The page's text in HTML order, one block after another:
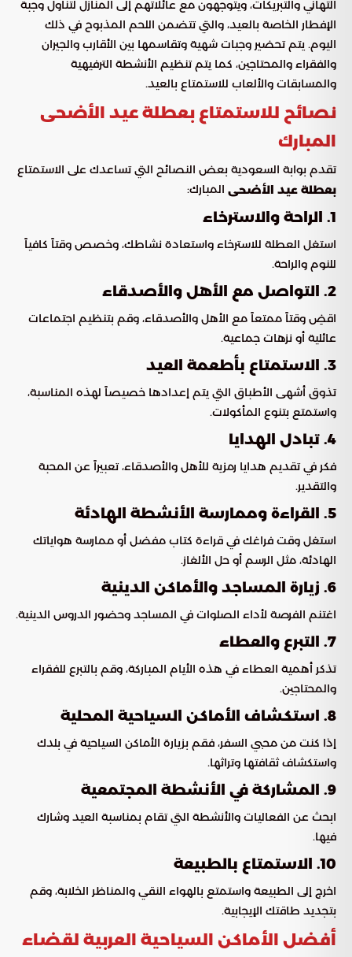
التهاني والتبريكات، ويتوجهون مع عائلاتهم إلى المنازل لتناول وجبة
الإفطار الخاصة بالعيد، والتي تتضمن اللحم المذبوح في ذلك
اليوم. يتم تحضير وجبات شهية وتقاسمها بين الأقارب والجيران
والفقراء والمحتاجين، كما يتم تنظيم الأنشطة الترفيهية
والمسابقات والألعاب للاستمتاع بالعيد.
نصائح للاستمتاع بعطلة عيد الأضحى
المبارك
تقدم بوابة السعودية بعض النصائح التي تساعدك على الاستمتاع
بعطلة عيد الأضحى المبارك:
1. الراحة والاسترخاء
استغل العطلة للاسترخاء واستعادة نشاطك، وخصص وقتاً كافياً
للنوم والراحة.
2. التواصل مع الأهل والأصدقاء
اقضِ وقتاً ممتعاً مع الأهل والأصدقاء، وقم بتنظيم اجتماعات
عائلية أو نزهات جماعية.
3. الاستمتاع بأطعمة العيد
تذوق أشهى الأطباق التي يتم إعدادها خصيصاً لهذه المناسبة،
واستمتع بتنوع المأكولات.
4. تبادل الهدايا
فكر في تقديم هدايا رمزية للأهل والأصدقاء، تعبيراً عن المحبة
والتقدير.
5. القراءة وممارسة الأنشطة الهادئة
استغل وقت فراغك في قراءة كتاب مفضل أو ممارسة هواياتك
الهادئة، مثل الرسم أو حل الألغاز.
6. زيارة المساجد والأماكن الدينية
اغتنم الفرصة لأداء الصلوات في المساجد وحضور الدروس الدينية.
7. التبرع والعطاء
تذكر أهمية العطاء في هذه الأيام المباركة، وقم بالتبرع للفقراء
والمحتاجين.
8. استكشاف الأماكن السياحية المحلية
إذا كنت من محبي السفر، فقم بزيارة الأماكن السياحية في بلدك
واستكشاف ثقافتها وتراثها.
9. المشاركة في الأنشطة المجتمعية
ابحث عن الفعاليات والأنشطة التي تقام بمناسبة العيد وشارك
فيها.
10. الاستمتاع بالطبيعة
اخرج إلى الطبيعة واستمتع بالهواء النقي والمناظر الخلابة، وقم
بتجديد طاقتك الإيجابية.
أفضل الأماكن السياحية العربية لقضاء